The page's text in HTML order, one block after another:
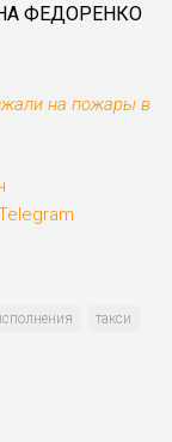
ФЕДОРЕНКО
на пожары в
такси